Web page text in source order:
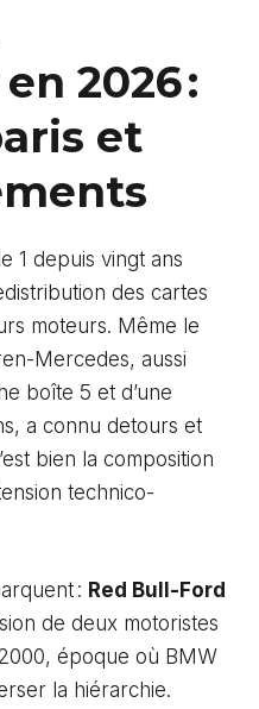
2026 :
et
1 depuis vingt ans
des cartes
moteurs. Même le
Mercedes, aussi
boîte 5 et d’une
a connu detours et
bien la composition
technico-
: Red Bull-Ford
de deux motoristes
époque où BMW
la hiérarchie.